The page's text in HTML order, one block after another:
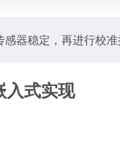
器稳定，再进行校
入式实现